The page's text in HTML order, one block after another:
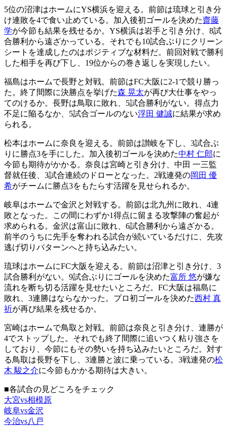
5位の沼津はホームにYS横浜を迎える。前節は琉球と引き分
け連敗を4で食い止めている。加入後初ゴールを決めた齋藤
学が今節も結果を残せるか。YS横浜は岩手と引き分け、8試
合勝利から遠ざかっている。それでも10試合ぶりにクリーン
シートを達成したのはポジティブな材料だ。前回対戦で勝利
した相手を再び下し、19位からの巻き返しを実現したい。
福島はホームで長野と対戦。前節はFC大阪に2-1で競り勝っ
た。終了間際に決勝点を挙げた森 晃太が再び大仕事をやっ
てのけるか。長野は鳥取に敗れ、5試合勝利がない。得点力
不足に陥るなか、5試合ゴールのない浮田 健誠に結果が求め
られる。
松本はホームに奈良を迎える。前節は讃岐を下し、3試合ぶ
りに勝点3を手にした。加入後初ゴールを決めた中村 仁郎に
今節も期待がかかる。奈良は宮崎と引き分け、中田 一三監
督就任後、3試合連続のドローとなった。2戦連発の岡田 優
希がチームに勝点3をもたらす活躍を見せられるか。
岐阜はホームで金沢と対戦する。前節は北九州に敗れ、4連
敗となった。この間にわずか1得点に留まる攻撃陣の奮起が
求められる。金沢は富山に敗れ、6試合勝利から遠ざかる。
前半のうちに先手を奪われる試合が続いているだけに、先攻
逃げ切りパターンへと持ち込みたい。
琉球はホームにFC大阪を迎える。前節は沼津と引き分け、3
試合勝利がない。9試合ぶりにゴールを決めた富所 悠が嫌な
流れを断ち切る活躍を見せたいところだ。FC大阪は福島に
敗れ、3連勝はならなかった。プロ初ゴールを決めた西村 真
祈が再び結果を残せるか。
宮崎はホームで鳥取と対戦。前節は奈良と引き分け、連勝が
4でストップした。それでも終了間際に追いつく粘り強さを
しており、今節にもその勢いを持ち込みたいところだ。対す
る鳥取は長野を下し、3連勝と波に乗っている。3戦連発の松
木 駿之介に今節もかかる期待は大きい。
■各試合の見どころをチェック
大宮vs相模原
岐阜vs金沢
今治vs八戸